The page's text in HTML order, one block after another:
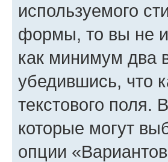
используемого
формы, то вы не
как минимум два
убедившись, что
текстового поля.
которые могут
опции